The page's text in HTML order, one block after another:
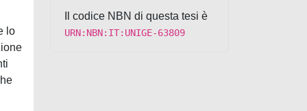
lo
Il codice NBN di questa tesi è
URN:NBN:IT:UNIGE-63809